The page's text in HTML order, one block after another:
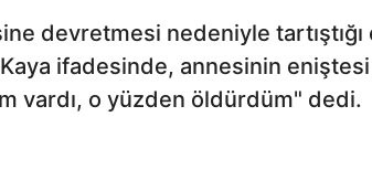
devretmesi nedeniyle
Kaya ifadesinde, annesinin
vardı, o yüzden öldürdüm" dedi.